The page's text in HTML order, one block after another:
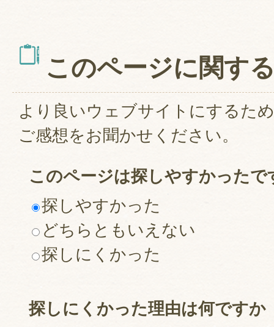
このページに関す
より良いウェブサイトにするた
ご感想をお聞かせください。
このページは探しやすかったで
探しやすかった
どちらともいえない
探しにくかった
探しにくかった理由は何ですか